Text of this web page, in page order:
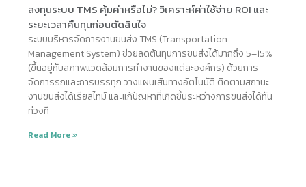
ลงทุนระบบ TMS คุ้มค่าหรือไม่? วิเคราะห์ค่าใช้จ่าย ROI และ
ระยะเวลาคืนทุนก่อนตัดสินใจ
ระบบบริหารจัดการงานขนส่ง TMS (Transportation
Management System) ช่วยลดต้นทุนการขนส่งได้มากถึง 5–15%
(ขึ้นอยู่กับสภาพแวดล้อมการทำงานของแต่ละองค์กร) ด้วยการ
จัดการรถและการบรรทุก วางแผนเส้นทางอัตโนมัติ ติดตามสถานะ
งานขนส่งได้เรียลไทม์ และแก้ปัญหาที่เกิดขึ้นระหว่างการขนส่งได้ทัน
ท่วงที
Read More »